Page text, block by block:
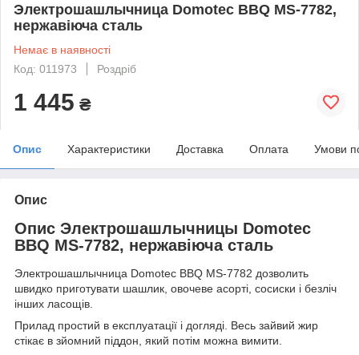
Электрошашлычница Domotec BBQ MS-7782,
нержавіюча сталь
Немає в наявності
Код: 011973
Роздріб
1 445 ₴
Опис Характеристики Доставка Оплата Умови
Опис
Опис Электрошашлычницы Domotec
BBQ MS-7782, нержавіюча сталь
Электрошашлычница Domotec BBQ MS-7782 дозволить
швидко приготувати шашлик, овочеве асорті, сосиски і безліч
інших ласощів.
Прилад простий в експлуатації і догляді. Весь зайвий жир
стікає в зйомний піддон, який потім можна вимити.